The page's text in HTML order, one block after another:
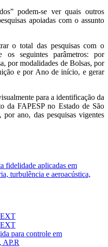
podem-se ver quais outros
apoiadas com o assunto
o total das pesquisas com o
os seguintes parâmetros: por
por modalidades de Bolsas, por
e por Ano de início, e gerar
para a identificação da
da FAPESP no Estado de São
ano, das pesquisas vigentes
fidelidade aplicadas em
turbulência e aeroacústica,
para controle em
AP.R